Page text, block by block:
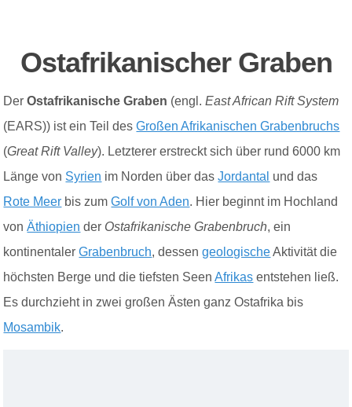
Ostafrikanischer Graben
DerOstafrikanische Graben (engl.East African Rift System
(EARS)) ist ein Teil desGroßen Afrikanischen Grabenbruchs
(Great Rift Valley). Letzterer erstreckt sich über rund 6000 km
Länge von Syrien im Norden über dasJordantal und das
Rote Meer bis zumGolf von Aden. Hier beginnt im Hochland
vonÄthiopien der Ostafrikanische Grabenbruch, ein
kontinentalerGrabenbruch, dessengeologischeAktivität die
höchsten Berge und die tiefsten SeenAfrikas entstehen ließ.
Es durchzieht in zwei großen Ästen ganz Ostafrika bis
Mosambik.